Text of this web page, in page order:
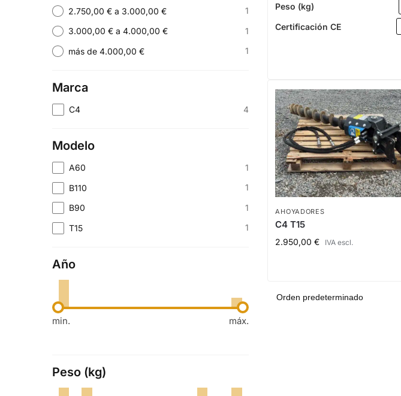
Peso (kg)
Certificación CE
AHOYADORES
C4 T15
2.950,00€ IVA escl.
2.750,00 € a 3.000,00 € 1
3.000,00 € a 4.000,00 € 1
más de 4.000,00 € 1
Marca
C4 4
Modelo
A60 1
B110 1
B90 1
T15 1
Año
min. máx.
Peso (kg)